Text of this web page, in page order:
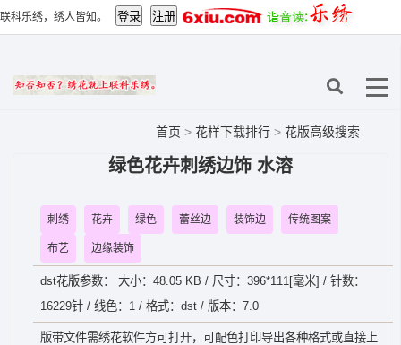
联科乐绣，绣人皆知。
首页 > 花样下载排行 > 花版高级搜索
绿色花卉刺绣边饰 水溶
刺绣 花卉 绿色 蕾丝边 装饰边 传统图案
布艺 边缘装饰
dst花版参数： 大小：48.05 KB / 尺寸：396*111[毫米] / 针数：
16229针 / 线色：1 / 格式：dst / 版本：7.0
版带文件需绣花软件方可打开，可配色打印导出各种格式或直接上